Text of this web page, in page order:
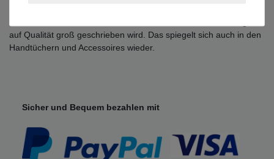
auf Qualität groß geschrieben wird. Das spiegelt sich auch in den
Handtüchern und Accessoires wieder.
Sicher und Bequem bezahlen mit